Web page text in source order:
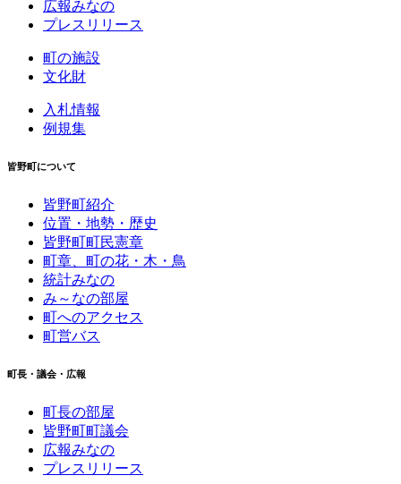
広報みなの
プレスリリース
町の施設
文化財
入札情報
例規集
皆野町について
皆野町紹介
位置・地勢・歴史
皆野町町民憲章
町章、町の花・木・鳥
統計みなの
み～なの部屋
町へのアクセス
町営バス
町長・議会・広報
町長の部屋
皆野町町議会
広報みなの
プレスリリース